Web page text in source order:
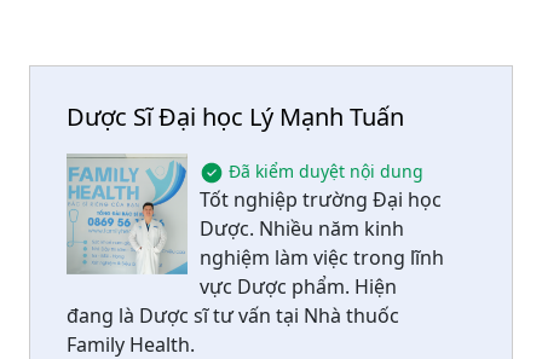
Dược Sĩ Đại học Lý Mạnh Tuấn
Đã kiểm duyệt nội dung
Tốt nghiệp trường Đại học
Dược. Nhiều năm kinh
nghiệm làm việc trong lĩnh
vực Dược phẩm. Hiện
đang là Dược sĩ tư vấn tại Nhà thuốc
Family Health.